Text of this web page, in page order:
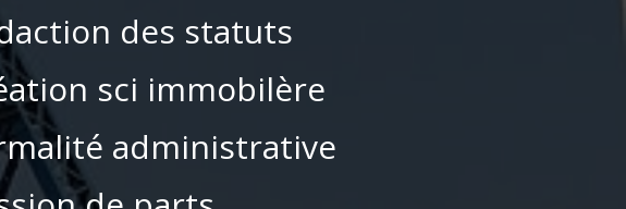
des statuts
sci immobilère
administrative